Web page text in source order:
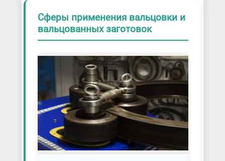
Сферы применения вальцовки и
вальцованных заготовок